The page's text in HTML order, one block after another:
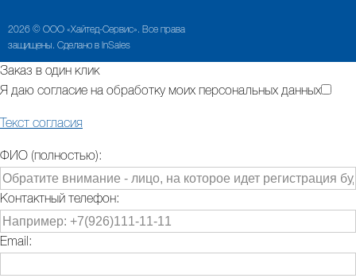
2026 © ООО «Хайтед-Сервис». Все права
защищены. Сделано в InSales
Заказ в один клик
Я даю согласие на обработку моих персональных данных
Текст согласия
ФИО (полностью):
Контактный телефон:
Email: